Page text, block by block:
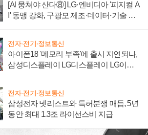
[AI 뭉쳐야 산다⑧] LG·엔비디아 '피지컬 A
I' 동맹 강화, 구광모 제조·데이터·기술 결
전자·전기·정보통신
아이폰18 '메모리 부족'에 출시 지연되나,
삼성디스플레이 LG디스플레이 LG이노
전자·전기·정보통신
삼성전자 넷리스트와 특허분쟁 매듭, 5년
동안 최대 1.3조 라이선스비 지급